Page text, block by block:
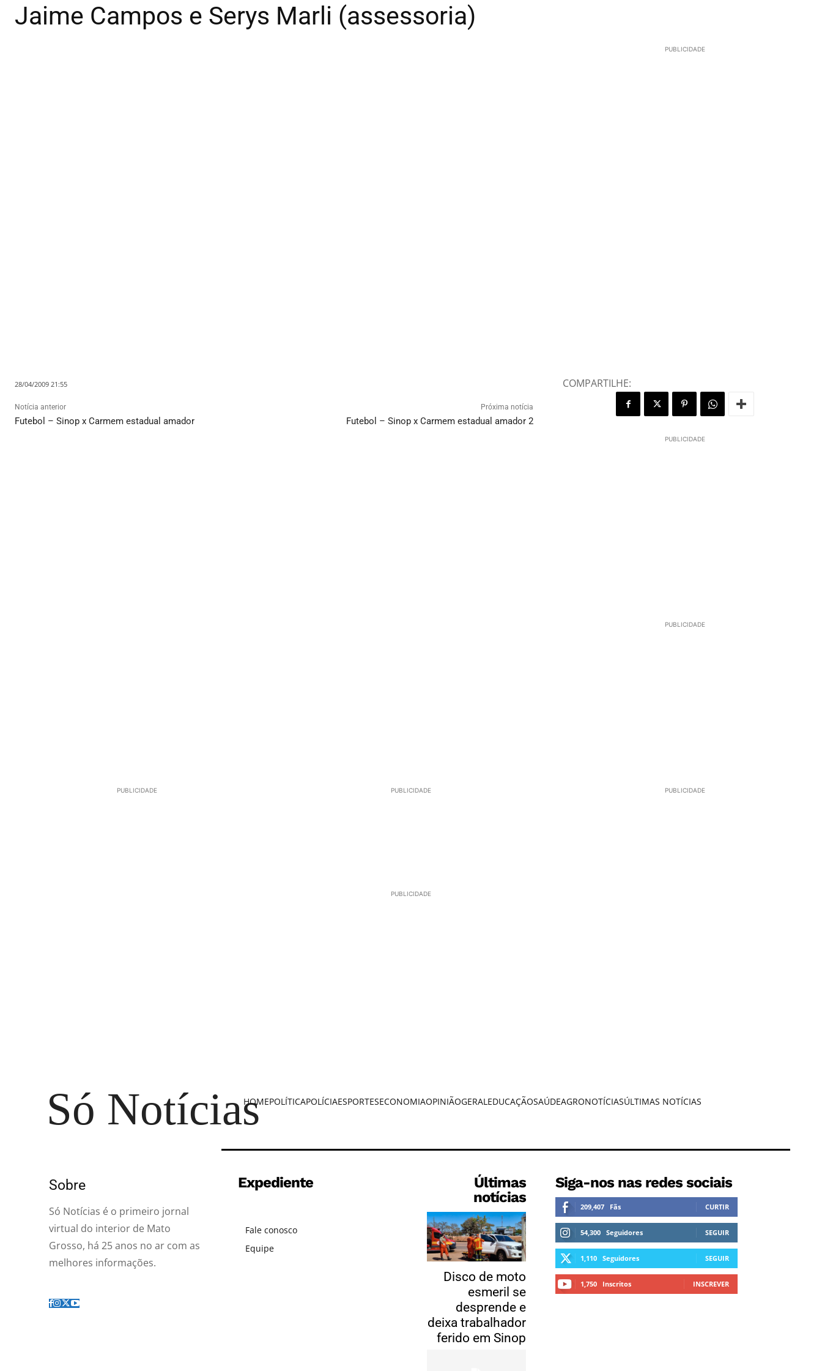
Jaime Campos e Serys Marli (assessoria)
PUBLICIDADE
28/04/2009 21:55
Notícia anterior
Futebol – Sinop x Carmem estadual amador
Próxima notícia
Futebol – Sinop x Carmem estadual amador 2
COMPARTILHE:
PUBLICIDADE
PUBLICIDADE
PUBLICIDADE PUBLICIDADE PUBLICIDADE
PUBLICIDADE
Só Notícias
HOMEPOLÍTICAPOLÍCIAESPORTESECONOMIAOPINIÃOGERALEDUCAÇÃOSAÚDEAGRONOTÍCIASÚLTIMAS NOTÍCIAS
Sobre
Só Notícias é o primeiro jornal
virtual do interior de Mato
Grosso, há 25 anos no ar com as
melhores informações.
Expediente
Fale conosco
Equipe
Últimas
notícias
Disco de moto
esmeril se
desprende e
deixa trabalhador
ferido em Sinop
Siga-nos nas redes sociais
209,407 Fãs CURTIR
54,300 Seguidores SEGUIR
1,110 Seguidores SEGUIR
1,750 Inscritos INSCREVER